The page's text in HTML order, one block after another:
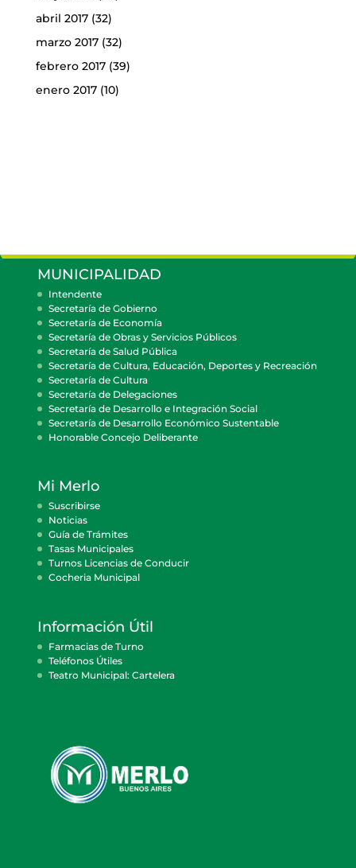
abril 2017(32)
marzo 2017(32)
febrero 2017(39)
enero 2017(10)
MUNICIPALIDAD
Intendente
Secretaría de Gobierno
Secretaría de Economía
Secretaría de Obras y Servicios Públicos
Secretaría de Salud Pública
Secretaría de Cultura, Educación, Deportes y Recreación
Secretaría de Cultura
Secretaría de Delegaciones
Secretaría de Desarrollo e Integración Social
Secretaría de Desarrollo Económico Sustentable
Honorable Concejo Deliberante
Mi Merlo
Suscribirse
Noticias
Guía de Trámites
Tasas Municipales
Turnos Licencias de Conducir
Cocheria Municipal
Información Útil
Farmacias de Turno
Teléfonos Útiles
Teatro Municipal: Cartelera